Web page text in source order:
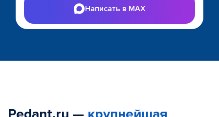
Написать в MAX